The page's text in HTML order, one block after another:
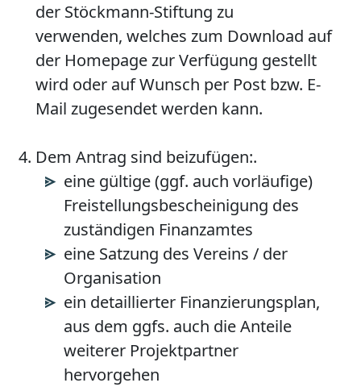
der Stöckmann-Stiftung zu
verwenden, welches zum Download auf
der Homepage zur Verfügung gestellt
wird oder auf Wunsch per Post bzw. E-
Mail zugesendet werden kann.
Dem Antrag sind beizufügen:.
eine gültige (ggf. auch vorläufige)
Freistellungsbescheinigung des
zuständigen Finanzamtes
eine Satzung des Vereins / der
Organisation
ein detaillierter Finanzierungsplan,
aus dem ggfs. auch die Anteile
weiterer Projektpartner
hervorgehen